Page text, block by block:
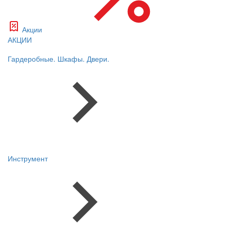
Акции
АКЦИИ
Гардеробные. Шкафы. Двери.
Инструмент